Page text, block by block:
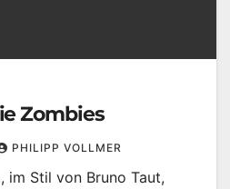
Zombies
PHILIPP VOLLMER
im Stil von Bruno Taut,